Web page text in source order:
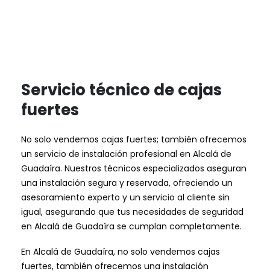
Servicio técnico de cajas
fuertes
No solo vendemos cajas fuertes; también ofrecemos
un servicio de instalación profesional en Alcalá de
Guadaíra. Nuestros técnicos especializados aseguran
una instalación segura y reservada, ofreciendo un
asesoramiento experto y un servicio al cliente sin
igual, asegurando que tus necesidades de seguridad
en Alcalá de Guadaíra se cumplan completamente.
En Alcalá de Guadaíra, no solo vendemos cajas
fuertes, también ofrecemos una instalación